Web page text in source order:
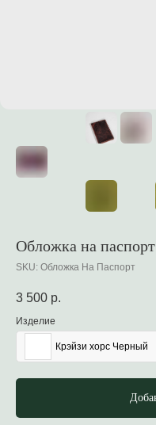
Обложка на паспорт
SKU: Обложка На Паспорт
3 500 р.
Изделие
Крэйзи хорс Черный